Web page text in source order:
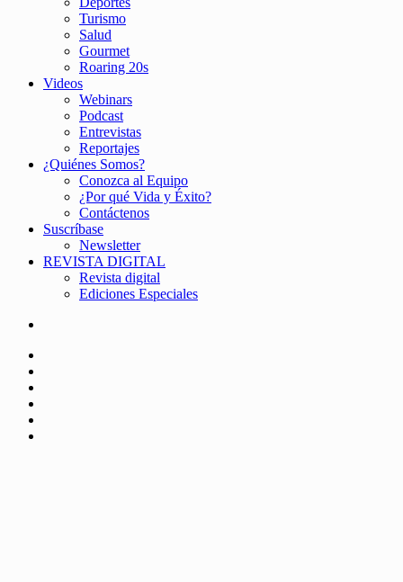
Turismo
Salud
Gourmet
Roaring 20s
Videos
Webinars
Podcast
Entrevistas
Reportajes
¿Quiénes Somos?
Conozca al Equipo
¿Por qué Vida y Éxito?
Contáctenos
Suscríbase
Newsletter
REVISTA DIGITAL
Revista digital
Ediciones Especiales